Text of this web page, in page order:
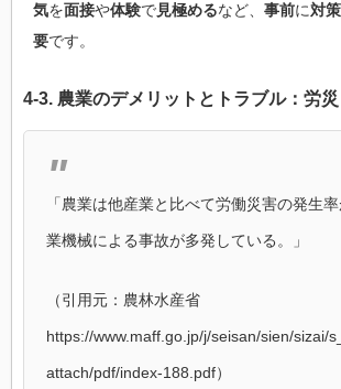
気を面接や体験で見極めるなど、 事前に対策
要です。
4-3. 農業のデメリット と トラブル： 労災
「農業は他産業と比べて労働災害の発生
業機械による事故が多発している。」
（引用元：農林水産省
https://www.maff.go.jp/j/seisan/sien/sizai/
attach/pdf/index-188.pdf）